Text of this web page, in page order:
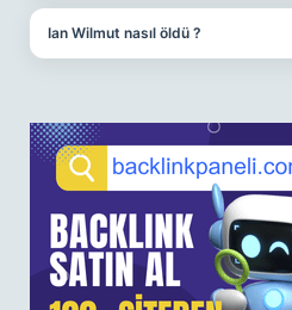
Ian Wilmut nasıl öldü ?